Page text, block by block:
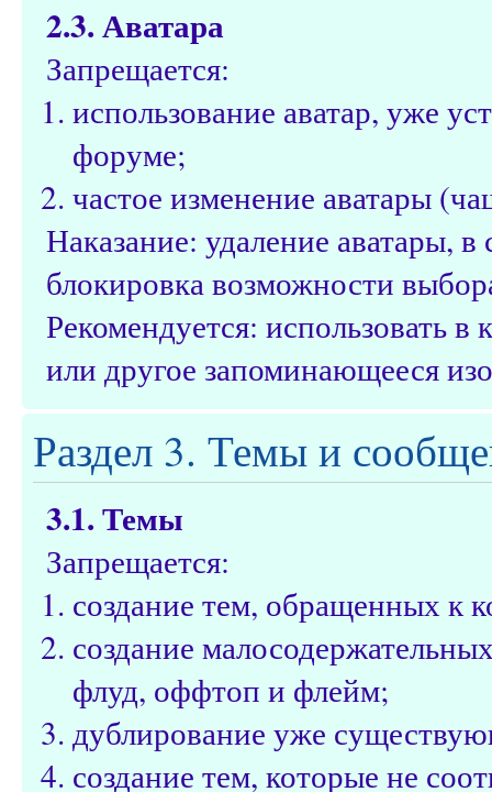
2.3. Аватара
Запрещается:
использование аватар, уже
форуме;
частое изменение аватары
Наказание: удаление аватары,
блокировка возможности
Рекомендуется: использовать
или другое запоминающееся
Раздел 3. Темы и
3.1. Темы
Запрещается:
создание тем, обращенных к
создание
флуд, оффтоп и флейм;
дублирование уже
создание тем, которые не